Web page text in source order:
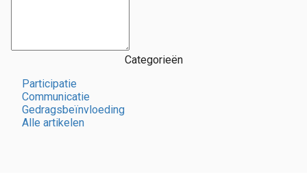
Categorieën
Participatie
Communicatie
Gedragsbeïnvloeding
Alle artikelen